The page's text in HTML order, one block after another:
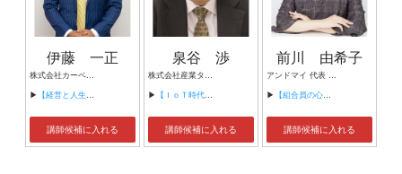
伊藤 一正
株式会社カーベル代表取締役社長 プロレスラーカーベル伊藤
▶ 【経営と人生がHappyになる3つのキーワード】
講師候補に入れる
泉谷 渉
株式会社産業タイムズ社 代表取締役会長 半導体産業新聞 特別編集委員
▶ 【ＩｏＴ時代にニッポンの製造業が一気に抜け出す！！ ～世界トップシェアのセンサーとロボットで戦え！】
講師候補に入れる
前川 由希子
アンドマイ 代表 組織活性化コンサルタント
▶ 【組合員の心をぐっと掴むコミュニケーション術～組合員が「あなたが言うなら」と動き出す３ステップ～】
講師候補に入れる